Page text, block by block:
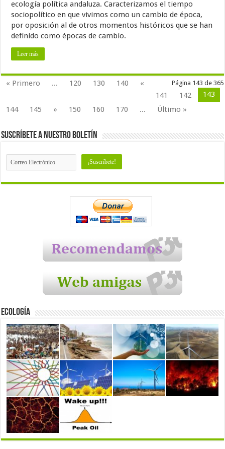
ecología política andaluza. Caracterizamos el tiempo
sociopolítico en que vivimos como un cambio de época,
por oposición al de otros momentos históricos que se han
definido como épocas de cambio.
Leer más
Página 143 de 365
« Primero ... 120 130 140
«
141
142
143
144
145 » 150 160 170 ... Último »
Suscríbete a nuestro Boletín
Ecología